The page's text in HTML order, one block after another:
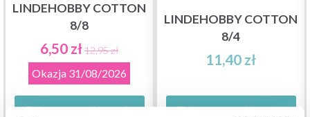
LINDEHOBBY COTTON
8/8
6,50 zł12,95 zł
Okazja 31/08/2026
Zobacz wszystkie opcje
LINDEHOBBY COTTON
8/4
11,40 zł
Zobacz wszystkie opcje